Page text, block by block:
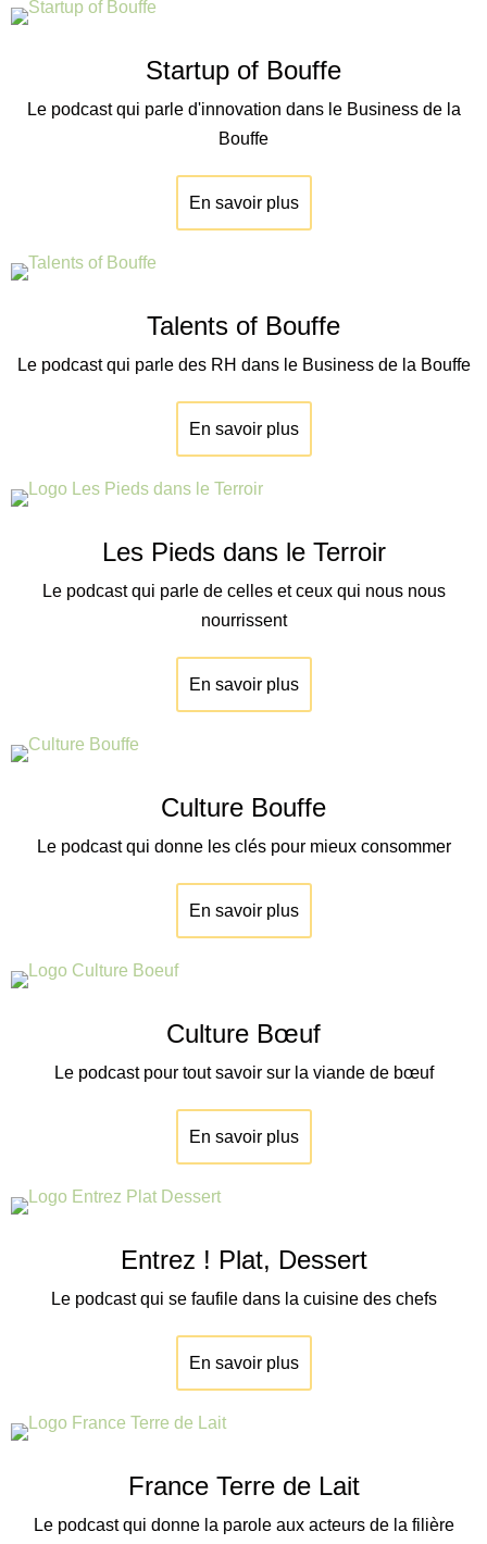
Startup of Bouffe
Le podcast qui parle d'innovation dans le Business de la
Bouffe
En savoir plus
Talents of Bouffe
Le podcast qui parle des RH dans le Business de la Bouffe
En savoir plus
Les Pieds dans le Terroir
Le podcast qui parle de celles et ceux qui nous nous
nourrissent
En savoir plus
Culture Bouffe
Le podcast qui donne les clés pour mieux consommer
En savoir plus
Culture Bœuf
Le podcast pour tout savoir sur la viande de bœuf
En savoir plus
Entrez ! Plat, Dessert
Le podcast qui se faufile dans la cuisine des chefs
En savoir plus
France Terre de Lait
Le podcast qui donne la parole aux acteurs de la filière